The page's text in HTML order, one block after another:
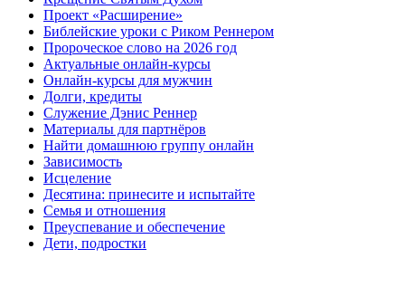
Проект «Расширение»
Библейские уроки с Риком Реннером
Пророческое слово на 2026 год
Актуальные онлайн-курсы
Онлайн-курсы для мужчин
Долги, кредиты
Служение Дэнис Реннер
Материалы для партнёров
Найти домашнюю группу онлайн
Зависимость
Исцеление
Десятина: принесите и испытайте
Семья и отношения
Преуспевание и обеспечение
Дети, подростки